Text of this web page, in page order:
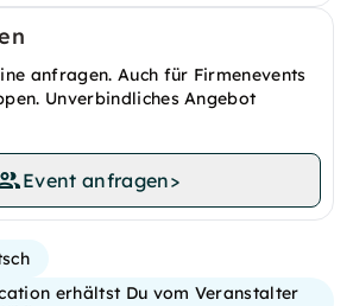
anfragen. Auch für Firmenevents
Unverbindliches Angebot
Event anfragen>
erhältst Du vom Veranstalter